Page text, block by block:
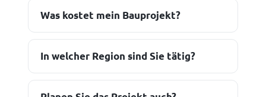
Was kostet mein Bauprojekt?
In welcher Region sind Sie tätig?